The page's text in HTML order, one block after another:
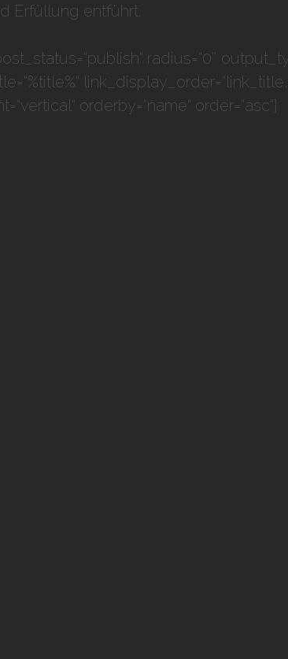
Erfüllung entführt.
radius=“0″
orderby=“name“ order=“asc“]